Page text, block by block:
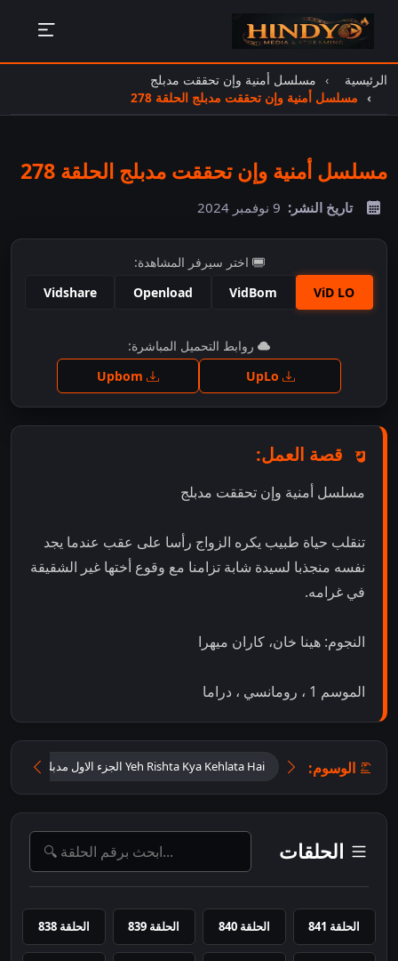
الرئيسية
مسلسل أمنية وإن تحققت مدبلج
مسلسل أمنية وإن تحققت مدبلج الحلقة 278
مسلسل أمنية وإن تحققت مدبلج الحلقة 278
تاريخ النشر: 9 نوفمبر 2024
اختر سيرفر المشاهدة:
ViD LO
VidBom
Openload
Vidshare
اضغط للمشاهدة
روابط التحميل المباشرة:
قصة العمل:
مسلسل أمنية وإن تحققت مدبلج
تنقلب حياة طبيب يكره الزواج رأسا على عقب عندما يجد
نفسه منجذبا لسيدة شابة تزامنا مع وقوع أختها غير الشقيقة
في غرامه.
النجوم: هينا خان، كاران ميهرا
الموسم 1 ، رومانسي ، دراما
الوسوم: Yeh Rishta Kya Kehlata Hai الجزء الاول مدبلج اون لاين
الحلقات
الحلقة 841 الحلقة 840 الحلقة 839 الحلقة 838